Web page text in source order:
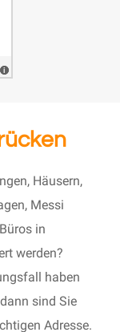
Häusern,
Messi
in
werden?
haben
sind Sie
Adresse.